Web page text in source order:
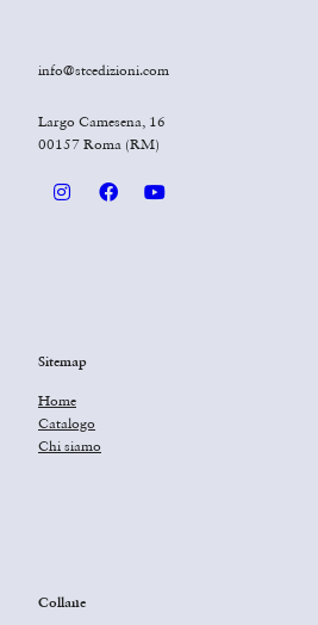
info@stcedizioni.com
Largo Camesena, 16
00157 Roma (RM)
Sitemap
Home
Catalogo
Chi siamo
Collane